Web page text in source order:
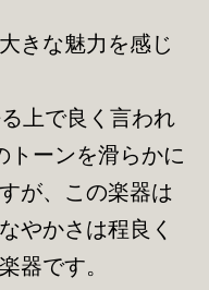
きな魅力を感じ
上で良く言われ
トーンを滑らかに
が、この楽器は
やかさは程良く
器です。